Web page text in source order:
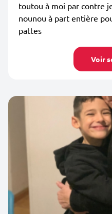
toutou à moi par contre
nounou à part entière
pattes
Voir